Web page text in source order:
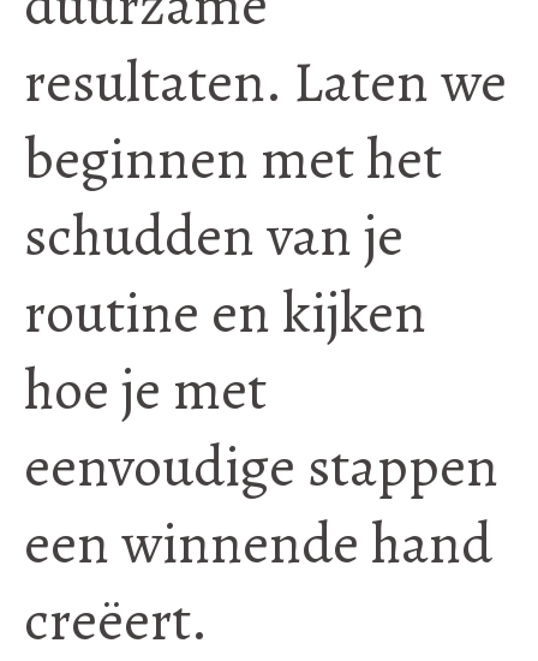
resultaten. Laten we
beginnen met het
schudden van je
routine en kijken
hoe je met
eenvoudige stappen
een winnende hand
creëert.